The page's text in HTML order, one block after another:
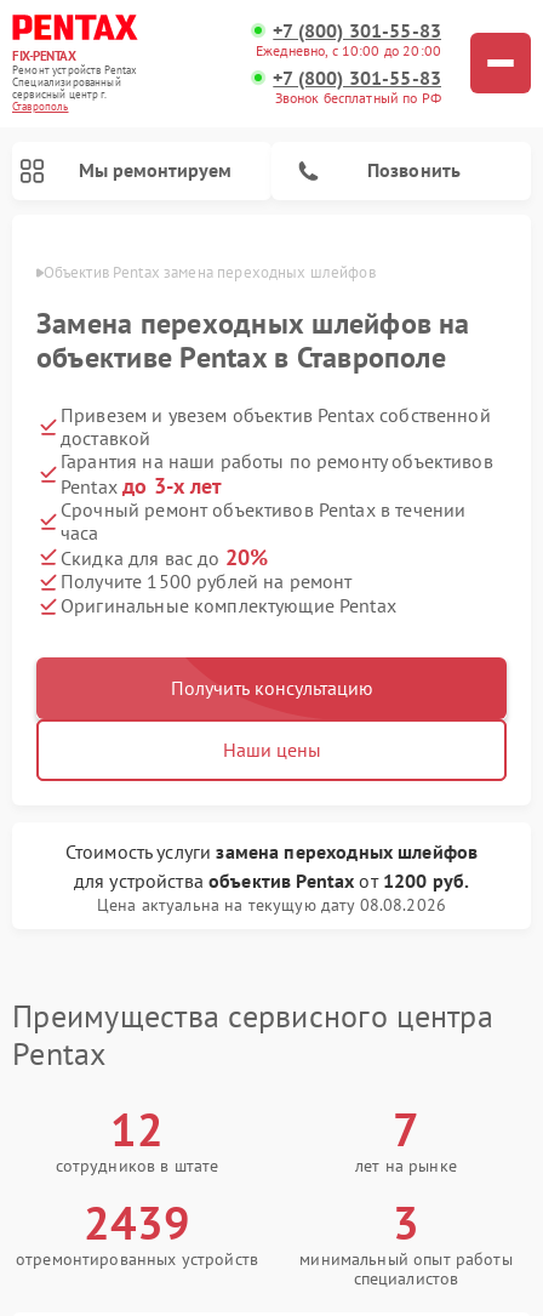
FIX-PENTAX
Ремонт устройств Pentax
Специализированный
cервисный центр г.
Ставрополь
+7 (800) 301-55-83
Ежедневно, с 10:00 до 20:00
+7 (800) 301-55-83
Звонок бесплатный по РФ
Мы ремонтируем Позвонить
Объектив Pentax замена переходных шлейфов
Замена переходных шлейфов на
объективе Pentax в Ставрополе
Привезем и увезем объектив Pentax собственной
доставкой
Гарантия на наши работы по ремонту объективов
Pentaxдо 3-х лет
Срочный ремонт объективов Pentax в течении
часа
Скидка для вас до 20%
Получите 1500 рублей на ремонт
Оригинальные комплектующие Pentax
Получить консультацию
Наши цены
Стоимость услугизамена переходных шлейфов
для устройстваобъектив Pentax от 1200 руб.
Цена актуальна на текущую дату 08.08.2026
Преимущества сервисного центра
Pentax
12
сотрудников в штате
7
лет на рынке
2439
отремонтированных устройств
3
минимальный опыт работы
специалистов